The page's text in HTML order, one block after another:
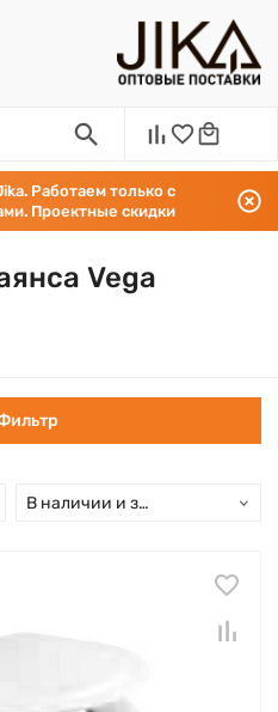
Работаем только с
Проектные скидки
Vega
В наличии и заказ свыше 15 дн